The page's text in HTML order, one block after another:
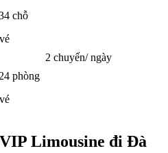
chỗ
2 chuyến/ ngày
phòng
Limousine đi Đà